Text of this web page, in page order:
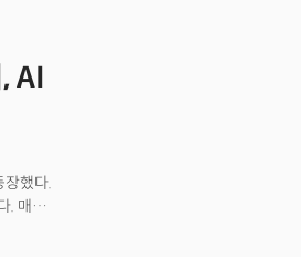
AI
not
the
AI
장했다.
. 매일